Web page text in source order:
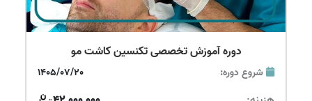
دوره آموزش تخصصی تکنسین کاشت مو
شروع دوره: 1405/07/20